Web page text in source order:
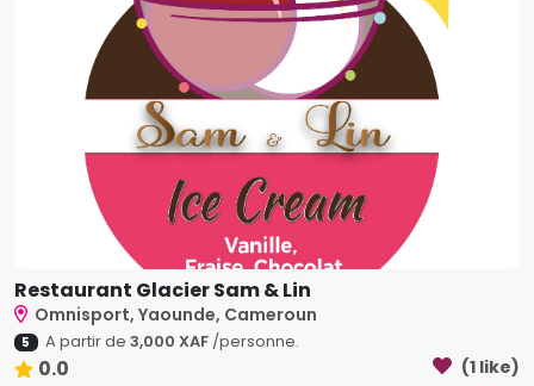
Restaurant Glacier Sam & Lin
Omnisport, Yaounde, Cameroun
5 A partir de 3,000 XAF/personne.
0.0 (1 like)